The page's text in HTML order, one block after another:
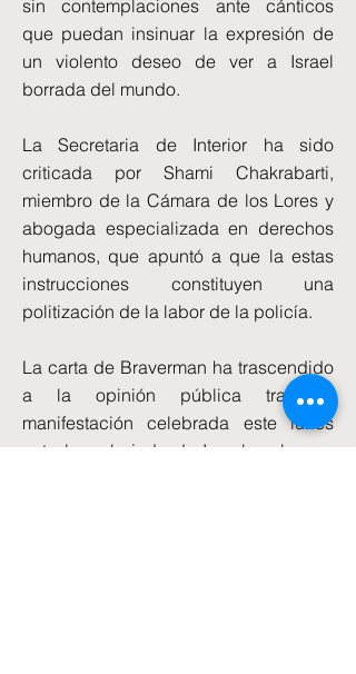
sin contemplaciones ante cánticos
que puedan insinuar la expresión de
un violento deseo de ver a Israel
borrada del mundo.
La Secretaria de Interior ha sido
criticada por Shami Chakrabarti,
miembro de la Cámara de los Lores y
abogada especializada en derechos
humanos, que apuntó a que la estas
instrucciones constituyen una
politización de la labor de la policía.
La carta de Braverman ha trascendido
a la opinión pública tras la
manifestación celebrada este lunes
ante la embajada de Israel en la que